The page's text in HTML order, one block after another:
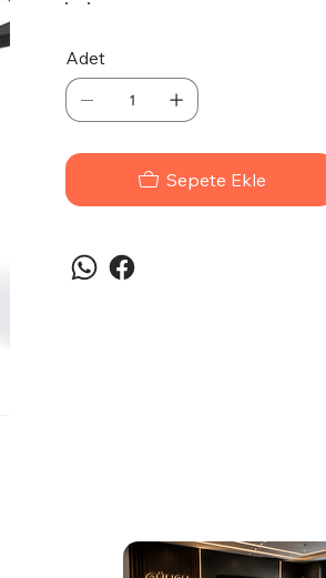
konferans odaları gibi profesyonel
Adet
Sepete Ekle